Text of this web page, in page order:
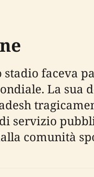
faceva
La sua
servizio
comunità